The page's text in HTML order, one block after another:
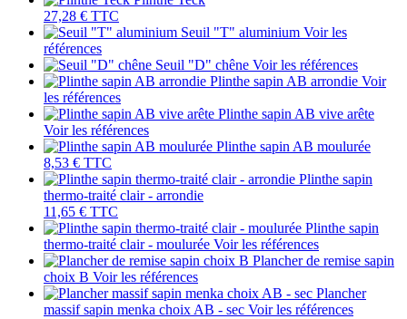
27,28 € TTC
Seuil "T" aluminium Voir les
références
Seuil "D" chêne Voir les références
Plinthe sapin AB arrondie Voir
les références
Plinthe sapin AB vive arête
Voir les références
Plinthe sapin AB moulurée
8,53 € TTC
Plinthe sapin
thermo-traité clair - arrondie
11,65 € TTC
Plinthe sapin
thermo-traité clair - moulurée Voir les références
Plancher de remise sapin
choix B Voir les références
Plancher
massif sapin menka choix AB - sec Voir les références